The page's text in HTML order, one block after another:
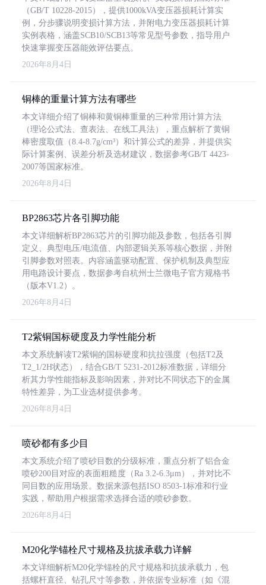
（GB/T 10228-2015），提供1000kVA变压器损耗计算实
例，分步骤说明变损计算方法，并附电力变压器损耗计算
实例表格，涵盖SCB10/SCB13等常见型号参数，指导用户
快速掌握变压器能效评估要点。
2026年8月4日
铜棒的重量计算方法有哪些
本文详细介绍了铜棒和黄铜棒重量的三种常用计算方法
（理论公式法、查表法、在线工具法），重点解析了黄铜
棒密度取值（8.4-8.7g/cm³）和计算公式的差异，并提供实
际计算案例、误差分析及选材建议，数据参考GB/T 4423-
2007等国家标准。
2026年8月4日
BP2863芯片各引脚功能
本文详细解析BP2863芯片的引脚功能及参数，包括各引脚
定义、典型电压/电流值、内部逻辑关系等核心数据，并附
引脚参数对照表。内容涵盖驱动配置、保护机制及典型应
用电路设计要点，数据参考自杭州士兰微电子官方规格书
（版本V1.2）。
2026年8月4日
T2紫铜国标硬度及力学性能分析
本文系统解读T2紫铜的国标硬度和抗拉强度（包括T2及
T2_1/2H状态），结合GB/T 5231-2012标准数据，详细分
析其力学性能指标及影响因素，并对比不同状态下的金属
特性差异，为工业选材提供参考。
2026年8月4日
喷砂都有多少目
本文系统介绍了喷砂目数的分级标准，重点分析了铝合金
喷砂200目对应的表面粗糙度（Ra 3.2-6.3μm），并对比不
同目数的应用场景。数据来源包括ISO 8503-1标准和行业
实践，帮助用户根据需求选择合适的喷砂参数。
2026年8月4日
M20化学锚栓尺寸规格及抗拔承载力详解
本文详细解析M20化学锚栓的尺寸规格和抗拔承载力，包
括螺杆直径、钻孔尺寸等参数，并依据专业标准（如《混